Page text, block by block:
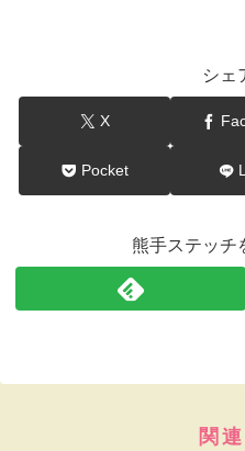
シェ
X
Pocket
熊手ステッチ
関